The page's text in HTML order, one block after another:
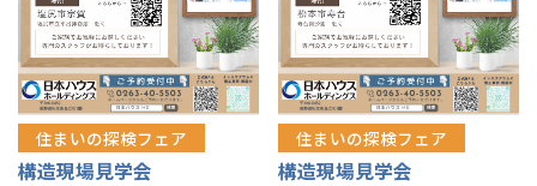
住まいの探検フェア
構造現場見学会
住まいの探検フェア
構造現場見学会